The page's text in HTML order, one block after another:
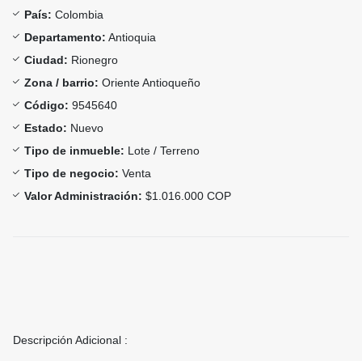
País: Colombia
Departamento: Antioquia
Ciudad: Rionegro
Zona / barrio: Oriente Antioqueño
Código: 9545640
Estado: Nuevo
Tipo de inmueble: Lote / Terreno
Tipo de negocio: Venta
Valor Administración: $1.016.000 COP
Descripción Adicional :